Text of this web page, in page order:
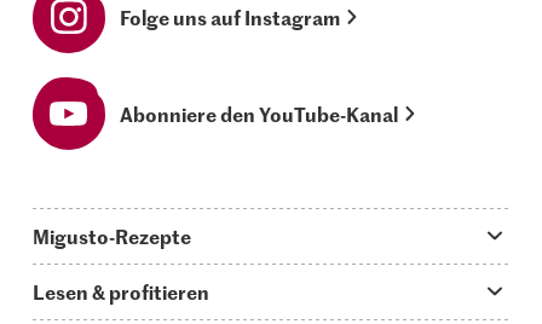
Folge uns auf Instagram
Abonniere den YouTube-Kanal
Migusto-Rezepte
Lesen & profitieren